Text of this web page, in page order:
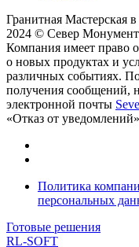
Гранитная Мастерская
2024 © Север Монумент
Компания имеет право
о новых продуктах и
различных событиях.
получения сообщений,
электронной почты
«Отказ от
Политика
персональных
Готовые решения
RL-SOFT